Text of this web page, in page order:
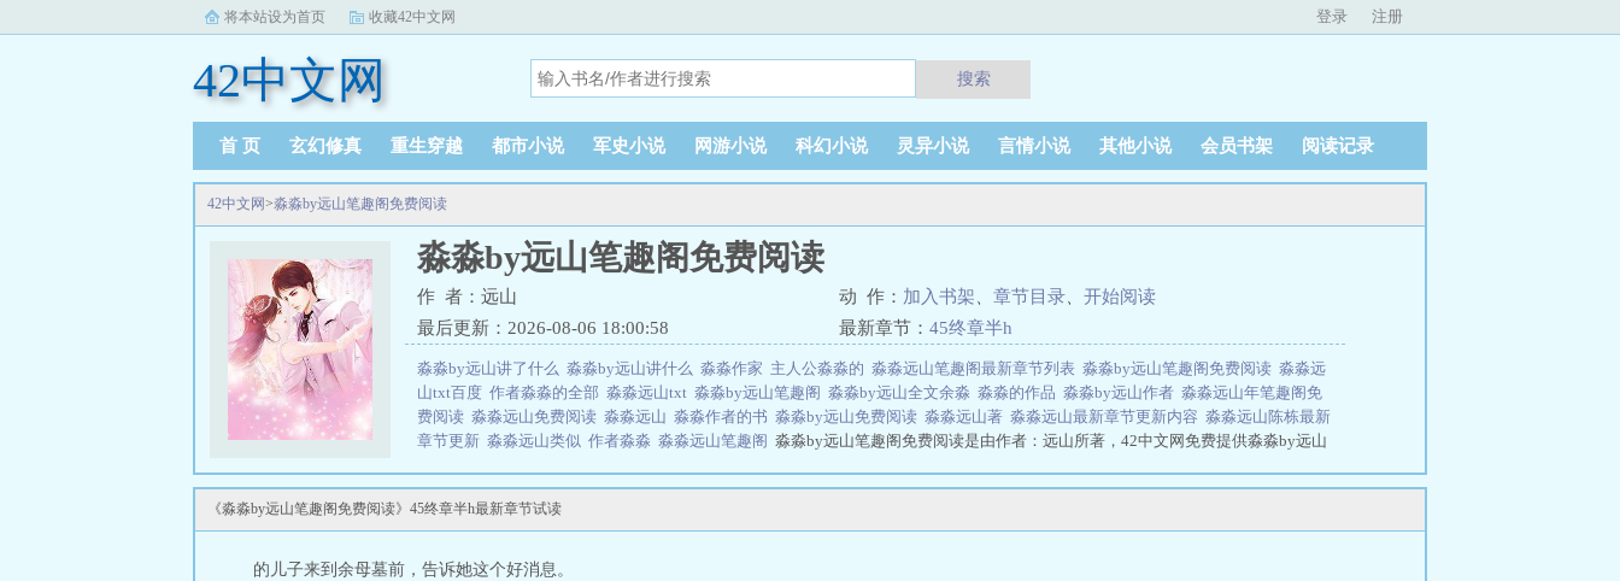
将本站设为首页 收藏42中文网 登录 注册
42中文网 搜索
首 页 玄幻修真 重生穿越 都市小说 军史小说 网游小说 科幻小说 灵异小说 言情小说 其他小说 会员书架 阅读记录
42中文网>淼淼by远山笔趣阁免费阅读
淼淼by远山笔趣阁免费阅读
作 者：远山 动 作： 加入书架 章节目录
开始阅读
最后更新：2026-08-06 18:00:58
最新章节： 45终章半h
淼淼by远山讲了什么 淼淼by远山讲什么 淼淼作家 主人公淼淼的 淼淼远山笔趣阁最新章节列表 淼淼by远山笔趣阁免费阅读 淼淼远
山txt百度 作者淼淼的全部 淼淼远山txt 淼淼by远山笔趣阁 淼淼by远山全文余淼 淼淼的作品 淼淼by远山作者 淼淼远山年笔趣阁免
费阅读 淼淼远山免费阅读 淼淼远山 淼淼作者的书 淼淼by远山免费阅读 淼淼远山著 淼淼远山最新章节更新内容 淼淼远山陈栋最新
章节更新 淼淼远山类似 作者淼淼 淼淼远山笔趣阁 淼淼by远山笔趣阁免费阅读是由作者：远山所著，42中文网免费提供淼淼by远山
三秒记住本站：42中文网 网址：www.42zw.net淼淼by远山
《淼淼by远山笔趣阁免费阅读》45终章半h最新章节试读
的儿子来到余母墓前，告诉她这个好消息。